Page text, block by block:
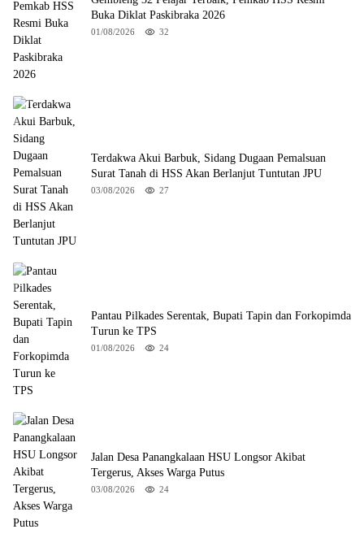
Buka Diklat Paskibraka 2026
01/08/2026 32
Terdakwa Akui Barbuk, Sidang Dugaan Pemalsuan
Surat Tanah di HSS Akan Berlanjut Tuntutan JPU
03/08/2026 27
Pantau Pilkades Serentak, Bupati Tapin dan Forkopimda
Turun ke TPS
01/08/2026 24
Jalan Desa Panangkalaan HSU Longsor Akibat
Tergerus, Akses Warga Putus
03/08/2026 24